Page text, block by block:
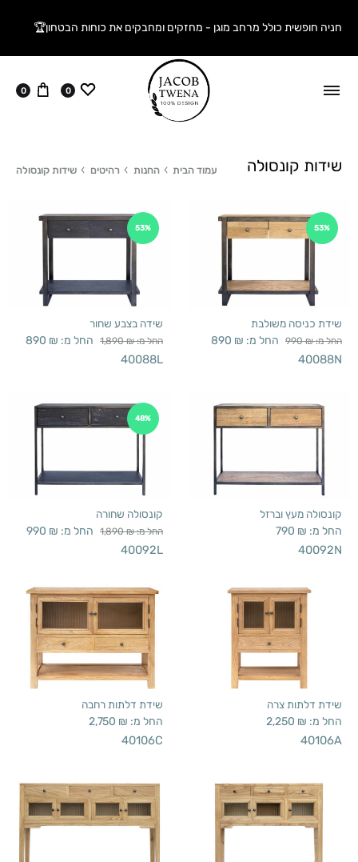
חניה חופשית כולל מרחב מוגן - מחזקים ומחבקים את כוחות הבטחון🏆
ווישליסט
0 עגלה
0
שידות קונסולה עמוד הבית החנות רהיטים שידות קונסולה
53%
שידת כניסה משולבת
החל מ: 990₪ החל מ: 890 ₪
40088N
53%
שידה בצבע שחור
החל מ: 1,890₪ החל מ: 890 ₪
40088L
קונסולה מעץ וברזל
החל מ: 790 ₪
40092N
48%
קונסולה שחורה
החל מ: 1,890₪ החל מ: 990 ₪
40092L
שידת דלתות צרה
החל מ: 2,250 ₪
40106A
שידת דלתות רחבה
החל מ: 2,750 ₪
40106C